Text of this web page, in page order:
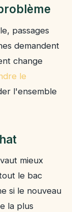
passages
demandent
change
le
l'ensemble
mieux
le bac
si le nouveau
la plus